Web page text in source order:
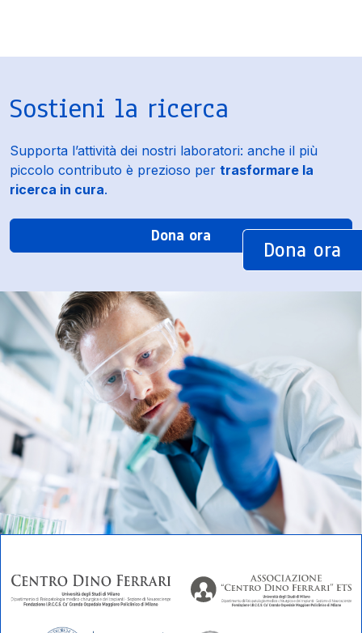
Sostieni la ricerca
Supporta l’attività dei nostri laboratori: anche il più
piccolo contributo è prezioso per trasformare la
ricerca in cura.
Dona ora
Dona ora